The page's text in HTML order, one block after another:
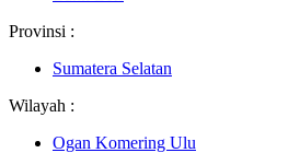
Provinsi :
Sumatera Selatan
Wilayah :
Ogan Komering Ulu